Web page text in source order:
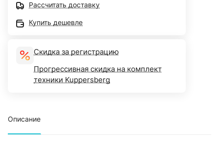
Рассчитать доставку
Купить дешевле
Скидка за регистрацию
Прогрессивная скидка на комплект
техники Kuppersberg
Описание